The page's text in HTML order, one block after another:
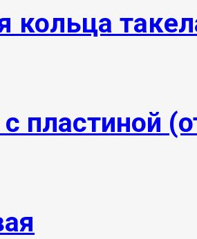
кольца
пластиной